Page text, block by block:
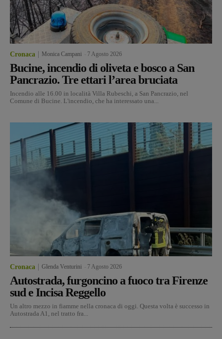
Cronaca Monica Campani 7 Agosto 2026
Bucine, incendio di oliveta e bosco a San
Pancrazio. Tre ettari l’area bruciata
Incendio alle 16.00 in località Villa Rubeschi, a San Pancrazio, nel
Comune di Bucine. L'incendio, che ha interessato una...
Cronaca Glenda Venturini 7 Agosto 2026
Autostrada, furgoncino a fuoco tra Firenze
sud e Incisa Reggello
Un altro mezzo in fiamme nella cronaca di oggi. Questa volta è successo in
Autostrada A1, nel tratto fra...